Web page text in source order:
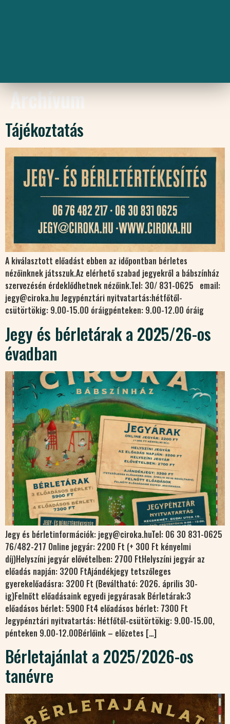
Archívum
Tájékoztatás
A kiválasztott előadást ebben az időpontban bérletes
nézőinknek játsszuk.Az elérhető szabad jegyekről a bábszínház
szervezésén érdeklődhetnek nézőink.Tel: 30/ 831-0625 email:
jegy@ciroka.hu Jegypénztári nyitvatartás:hétfőtől-
csütörtökig: 9.00-15.00 óráigpénteken: 9.00-12.00 óráig
Jegy és bérletárak a 2025/26-os
évadban
Jegy és bérletinformációk: jegy@ciroka.huTel: 06 30 831-0625
76/482-217 Online jegyár: 2200 Ft (+ 300 Ft kényelmi
díj)Helyszíni jegyár elővételben: 2700 FtHelyszíni jegyár az
előadás napján: 3200 FtAjándékjegy tetszőleges
gyerekelőadásra: 3200 Ft (Beváltható: 2026. április 30-
ig)Felnőtt előadásaink egyedi jegyárasak Bérletárak:3
előadásos bérlet: 5900 Ft4 előadásos bérlet: 7300 Ft
Jegypénztári nyitvatartás: Hétfőtől-csütörtökig: 9.00-15.00,
pénteken 9.00-12.00Bérlőink – előzetes […]
Bérletajánlat a 2025/2026-os
tanévre